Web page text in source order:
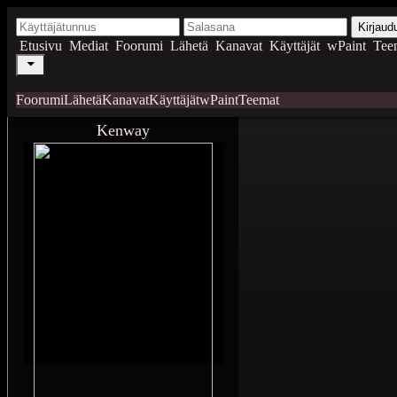
Etusivu Mediat Foorumi Lähetä Kanavat Käyttäjät wPaint
FoorumiLähetäKanavatKäyttäjätwPaintTeemat
Kenway